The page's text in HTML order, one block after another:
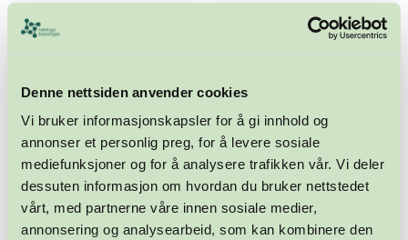
Denne nettsiden anvender cookies
Vi bruker informasjonskapsler for å gi innhold og
annonser et personlig preg, for å levere sosiale
mediefunksjoner og for å analysere trafikken vår. Vi deler
dessuten informasjon om hvordan du bruker nettstedet
vårt, med partnerne våre innen sosiale medier,
annonsering og analysearbeid, som kan kombinere den